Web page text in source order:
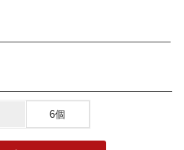
6個